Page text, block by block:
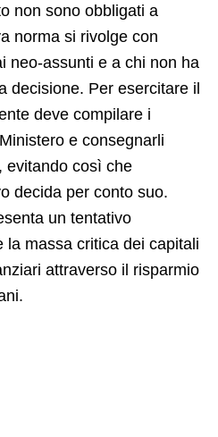
non sono obbligati a
norma si rivolge con
neo-assunti e a chi non ha
decisione. Per esercitare il
deve compilare i
e consegnarli
evitando così che
decida per conto suo.
un tentativo
la massa critica dei capitali
attraverso il risparmio